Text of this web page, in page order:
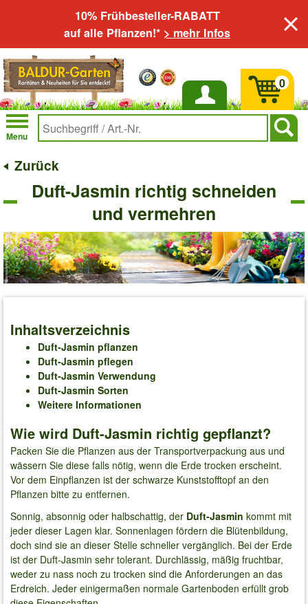
10% Frühbesteller-RABATT
auf alle Pflanzen!* > mehr Infos
Anmelden
Menu
0
Zurück
Duft-Jasmin richtig schneiden
und vermehren
Inhaltsverzeichnis
Duft-Jasmin pflanzen
Duft-Jasmin pflegen
Duft-Jasmin Verwendung
Duft-Jasmin Sorten
Weitere Informationen
Wie wird Duft-Jasmin richtig gepflanzt?
Packen Sie die Pflanzen aus der Transportverpackung aus und
wässern Sie diese falls nötig, wenn die Erde trocken erscheint.
Vor dem Einpflanzen ist der schwarze Kunststofftopf an den
Pflanzen bitte zu entfernen.
Sonnig, absonnig oder halbschattig, der Duft-Jasmin kommt mit
jeder dieser Lagen klar. Sonnenlagen fördern die Blütenbildung,
doch sind sie an dieser Stelle schneller vergänglich. Bei der Erde
ist der Duft-Jasmin sehr tolerant. Durchlässig, mäßig fruchtbar,
weder zu nass noch zu trocken sind die Anforderungen an das
Erdreich. Jeder einigermaßen normale Gartenboden erfüllt grob